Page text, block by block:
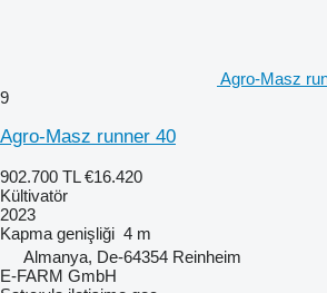
Agro-Masz
9
Agro-Masz runner 40
902.700 TL €16.420
Kültivatör
2023
Kapma genişliği 4 m
Almanya, De-64354 Reinheim
E-FARM GmbH